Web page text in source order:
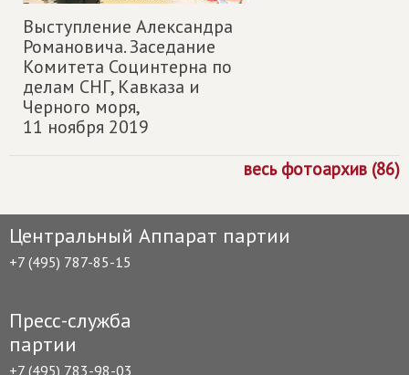
Выступление Александра
Романовича. Заседание
Комитета Социнтерна по
делам СНГ, Кавказа и
Черного моря,
11 ноября 2019
весь фотоархив (86)
Центральный Аппарат партии
+7 (495) 787-85-15
Пресс-служба
партии
+7 (495) 783-98-03